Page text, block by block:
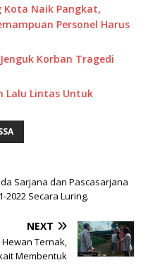
Kota Naik Pangkat,
Personel Harus
Korban Tragedi
Lalu Lintas Untuk
Sarjana dan Pascasarjana
2022 Secara Luring.
NEXT
Ternak,
Membentuk